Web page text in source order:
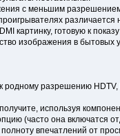
с меньшим
картинку, готовую к
изображения в бытовых
разрешению
используя
(часто она включатся
впечатлений от